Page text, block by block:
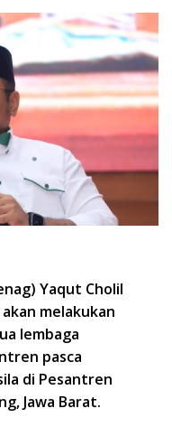
Yaqut Cholil
melakukan
lembaga
pasca
di Pesantren
Jawa Barat.